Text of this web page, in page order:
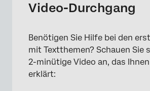
Video-Durchgang
Benötigen Sie Hilfe bei den
mit Textthemen? Schauen Sie
2-minütige Video an, das
erklärt: